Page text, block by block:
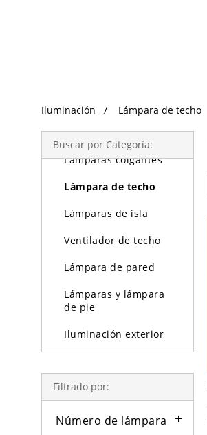
Iluminación Lámpara de techo
Buscar por Categoría:
Iluminación
Lámparas de araña
Lámparas colgantes
Lámpara de techo
Lámparas de isla
Ventilador de techo
Lámpara de pared
Lámparas y lámpara
de pie
Iluminación exterior
Filtrado por:
Número de lámpara